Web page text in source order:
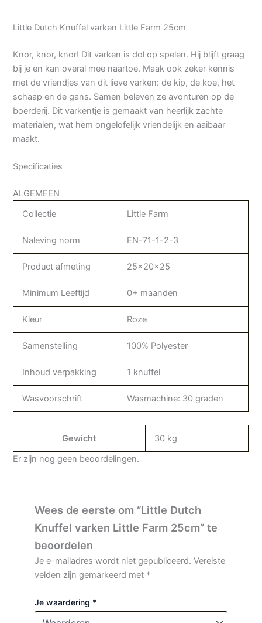
Little Dutch Knuffel varken Little Farm 25cm
Knor, knor, knor! Dit varken is dol op spelen. Hij blijft graag
bij je en kan overal mee naartoe. Maak ook zeker kennis
met de vriendjes van dit lieve varken: de kip, de koe, het
schaap en de gans. Samen beleven ze avonturen op de
boerderij. Dit varkentje is gemaakt van heerlijk zachte
materialen, wat hem ongelofelijk vriendelijk en aaibaar
maakt.
Specificaties
ALGEMEEN
Collectie
Little Farm
Naleving norm EN-71-1-2-3
Product afmeting 25x20x25
Minimum Leeftijd 0+ maanden
Kleur Roze
Samenstelling 100% Polyester
Inhoud verpakking 1 knuffel
Wasvoorschrift Wasmachine: 30 graden
Gewicht
30 kg
Er zijn nog geen beoordelingen.
Wees de eerste om “Little Dutch
Knuffel varken Little Farm 25cm” te
beoordelen
Je e-mailadres wordt niet gepubliceerd. Vereiste
velden zijn gemarkeerd met *
Je waardering *